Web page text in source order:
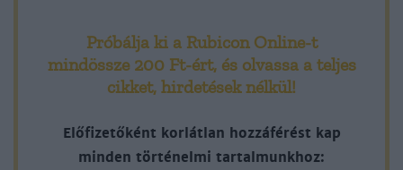
Próbálja ki a Rubicon Online-t
mindössze 200 Ft-ért, és olvassa a teljes
cikket, hirdetések nélkül!
Előfizetőként korlátlan hozzáférést kap
minden történelmi tartalmunkhoz: